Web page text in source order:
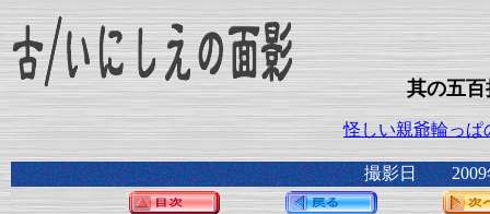
其の五百
怪しい親爺輪っぱ
撮影日 2009